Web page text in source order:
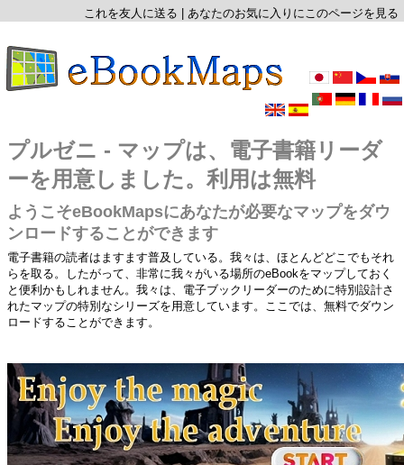
これを友人に送る あなたのお気に入りにこのページを見る
プルゼニ - マップは、電子書籍リーダ
ーを用意しました。利用は無料
ようこそeBookMapsにあなたが必要なマップをダウ
ンロードすることができます
電子書籍の読者はますます普及している。我々は、ほとんどどこでもそれ
らを取る。したがって、非常に我々がいる場所のeBookをマップしておく
と便利かもしれません。我々は、電子ブックリーダーのために特別設計さ
れたマップの特別なシリーズを用意しています。ここでは、無料でダウン
ロードすることができます。